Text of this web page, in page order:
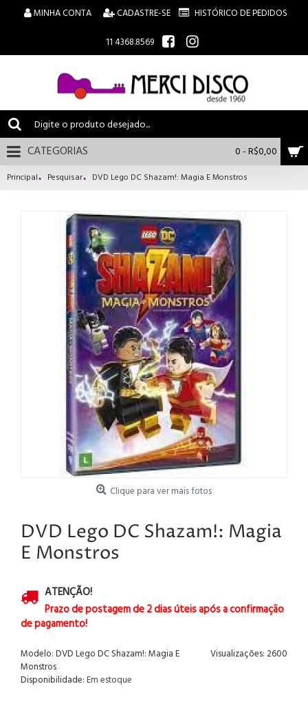
MINHA CONTA CADASTRE-SE
HISTÓRICO DE PEDIDOS
11 4368.8569
0 - R$0,00
CATEGORIAS
Principal Pesquisar DVD Lego DC Shazam!: Magia E Monstros
Clique para ver mais fotos
DVD Lego DC Shazam!: Magia
E Monstros
ATENÇÃO!
Prazo de postagem de 2 dias úteis após a confirmação
de pagamento!
Visualizações: 2600
Modelo:DVD Lego DC Shazam!: Magia E
Monstros
Disponibilidade:Em estoque